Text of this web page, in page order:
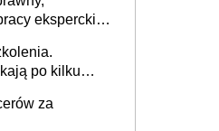
eksperckiej -
po kilku
za